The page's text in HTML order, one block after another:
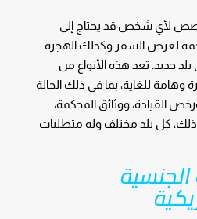
لأي شخص قد يحتاج إلى
لغرض السفر وكذلك الهجرة
بلد جديد. تعد هذه الأنواع من
وهامة للغاية، بما في ذلك الحالة
القيادة، ووثائق المحكمة،
كل بلد مختلف وله متطلبات